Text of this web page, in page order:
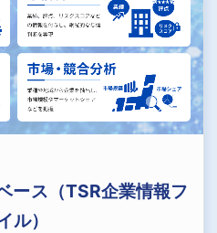
ース（TSR企業情報フ
ル）